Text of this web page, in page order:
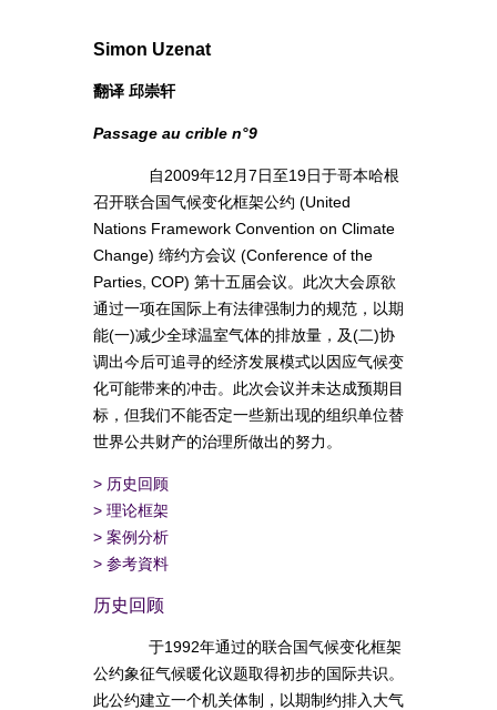
Simon Uzenat
翻译 邱崇轩
Passage au crible n°9
自2009年12月7日至19日于哥本哈根
召开联合国气候变化框架公约 (United
Nations Framework Convention on Climate
Change) 缔约方会议 (Conference of the
Parties, COP) 第十五届会议。此次大会原欲
通过一项在国际上有法律强制力的规范，以期
能(一)减少全球温室气体的排放量，及(二)协
调出今后可追寻的经济发展模式以因应气候变
化可能带来的冲击。此次会议并未达成预期目
标，但我们不能否定一些新出现的组织单位替
世界公共财产的治理所做出的努力。
> 历史回顾
> 理论框架
> 案例分析
> 参考資料
历史回顾
于1992年通过的联合国气候变化框架
公约象征气候暖化议题取得初步的国际共识。
此公约建立一个机关体制，以期制约排入大气